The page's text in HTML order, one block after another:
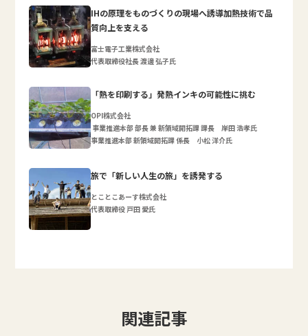
IHの原理をものづくりの現場へ誘導加熱技術で品
質向上を支える
富士電子工業株式会社
代表取締役社長 渡邊 弘子氏
「熱を印刷する」発熱インキの可能性に挑む
OPI株式会社
事業推進本部 部長 兼 新領域開拓課 課長 岸田 浩孝氏
事業推進本部 新領域開拓課 係長 小松 洋介氏
旅で「新しい人生の旅」を誘発する
とことこあーす株式会社
代表取締役 戸田 愛氏
関連記事